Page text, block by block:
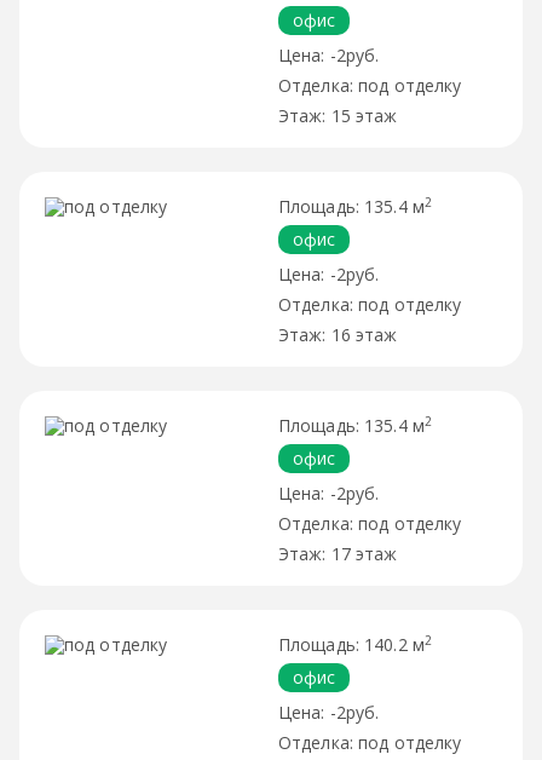
офис
-2руб.
под отделку
15 этаж
135.4 м2
офис
-2руб.
под отделку
16 этаж
135.4 м2
офис
-2руб.
под отделку
17 этаж
140.2 м2
офис
-2руб.
под отделку